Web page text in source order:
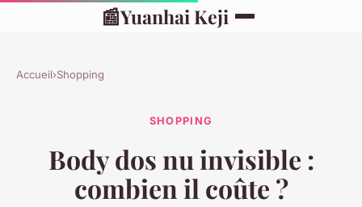
📰Yuanhai Keji
Accueil›Shopping
SHOPPING
Body dos nu invisible :
combien il coûte ?